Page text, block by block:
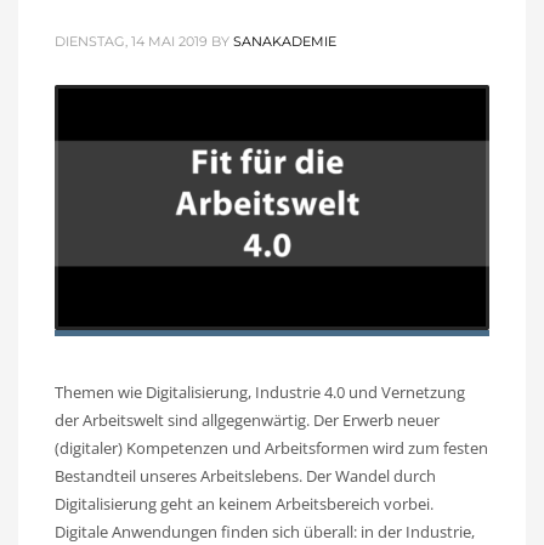
DIENSTAG, 14 MAI 2019 BY SANAKADEMIE
Themen wie Digitalisierung, Industrie 4.0 und Vernetzung
der Arbeitswelt sind allgegenwärtig. Der Erwerb neuer
(digitaler) Kompetenzen und Arbeitsformen wird zum festen
Bestandteil unseres Arbeitslebens. Der Wandel durch
Digitalisierung geht an keinem Arbeitsbereich vorbei.
Digitale Anwendungen finden sich überall: in der Industrie,